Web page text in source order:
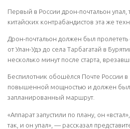
Первый в России дрон-почтальон упал,
китайских контрабандистов эта же
Дрон-почтальон должен был
от Улан-Удэ до села Тарбагатай в
несколько минут после старта,
Беспилотник обошёлся Почте России
повышенной мощностью и должен был
запланированный маршрут.
«Аппарат запустили по плану, он
так, и он упал», — рассказал